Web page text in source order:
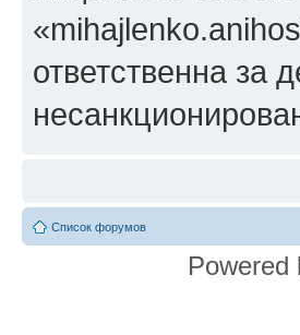
ответственна за
Список форумов
Powered